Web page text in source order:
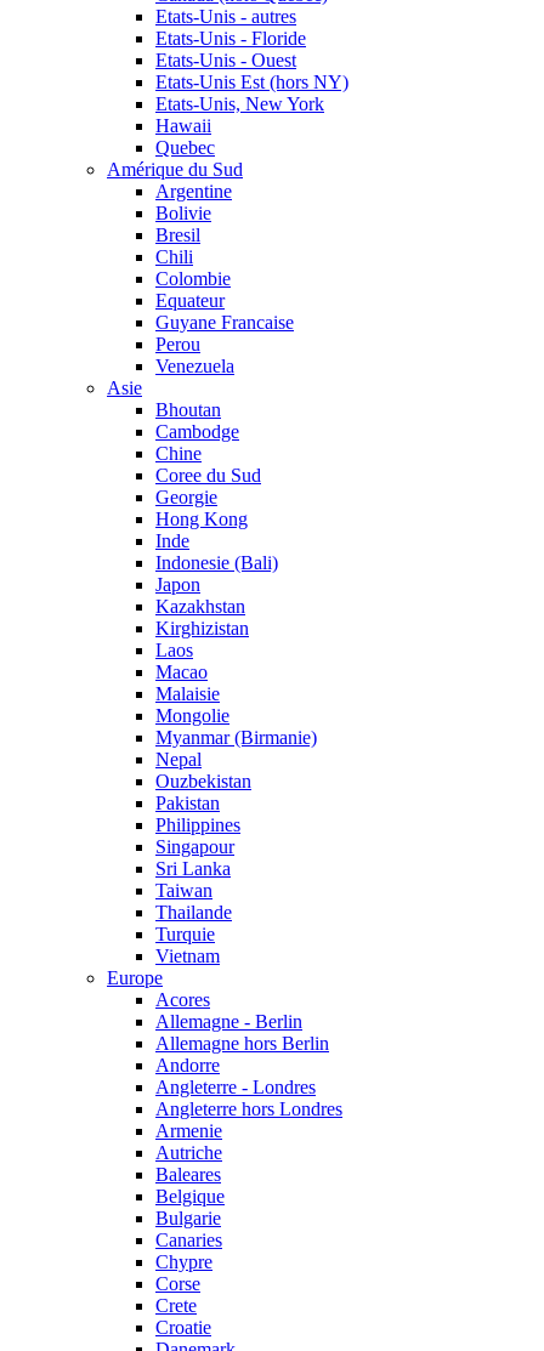
Etats-Unis - autres
Etats-Unis - Floride
Etats-Unis - Ouest
Etats-Unis Est (hors NY)
Etats-Unis, New York
Hawaii
Quebec
Amérique du Sud
Argentine
Bolivie
Bresil
Chili
Colombie
Equateur
Guyane Francaise
Perou
Venezuela
Asie
Bhoutan
Cambodge
Chine
Coree du Sud
Georgie
Hong Kong
Inde
Indonesie (Bali)
Japon
Kazakhstan
Kirghizistan
Laos
Macao
Malaisie
Mongolie
Myanmar (Birmanie)
Nepal
Ouzbekistan
Pakistan
Philippines
Singapour
Sri Lanka
Taiwan
Thailande
Turquie
Vietnam
Europe
Acores
Allemagne - Berlin
Allemagne hors Berlin
Andorre
Angleterre - Londres
Angleterre hors Londres
Armenie
Autriche
Baleares
Belgique
Bulgarie
Canaries
Chypre
Corse
Crete
Croatie